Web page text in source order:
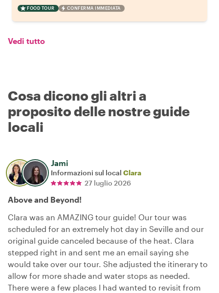
FOOD TOUR CONFERMA IMMEDIATA
Vedi tutto
Cosa dicono gli altri a
proposito delle nostre guide
locali
Jami
Informazioni sul local Clara
27 luglio 2026
Above and Beyond!
Clara was an AMAZING tour guide! Our tour was
scheduled for an extremely hot day in Seville and our
original guide canceled because of the heat. Clara
stepped right in and sent me an email saying she
would take over our tour. She adjusted the itinerary to
allow for more shade and water stops as needed.
There were a few places I had wanted to revisit from